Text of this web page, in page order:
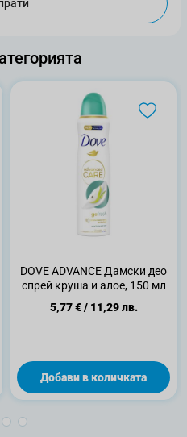
DOVE ADVANCE Дамски део
спрей круша и алое, 150 мл
5,77 €/ 11,29 лв.
Добави в количката